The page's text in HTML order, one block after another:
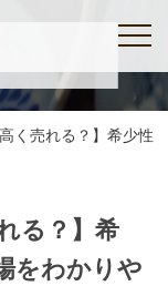
く売れる？】希少性
る？】希
をわかりや